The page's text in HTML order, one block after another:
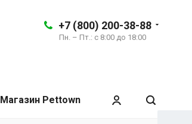
+7 (800) 200-38-88
Пн. – Пт.: с 8:00 до 18:00
Магазин Pettown